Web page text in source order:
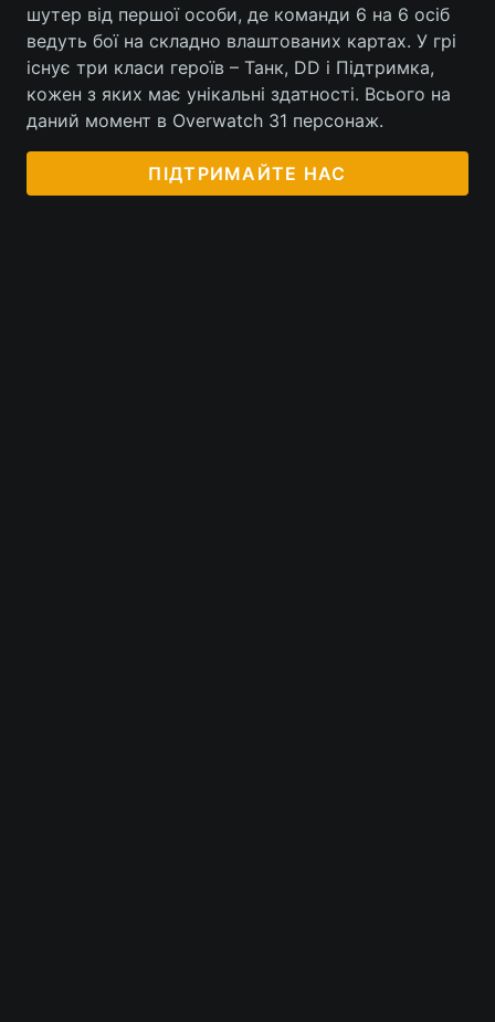
Тема оформлення
шутер від першої особи, де команди 6 на 6 осіб
ведуть бої на складно влаштованих картах. У грі
існує три класи героїв – Танк, DD і Підтримка,
кожен з яких має унікальні здатності. Всього на
даний момент в Overwatch 31 персонаж.
ПІДТРИМАЙТЕ НАС